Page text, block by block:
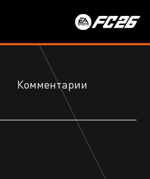
Комментарии